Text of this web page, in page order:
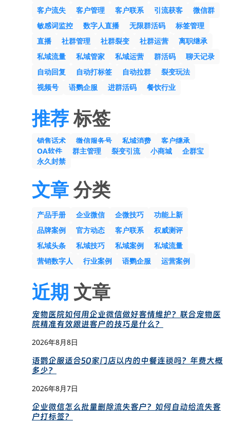
客户流失
客户管理 客户联系 引流获客
微信群
敏感词监控
数字人直播 无限群活码
标签管理
直播
社群管理 社群裂变 社群运营
离职继承
私域流量
私域管家 私域运营 群活码
聊天记录
自动回复
自动打标签 自动拉群
裂变玩法
视频号
语鹦企服 进群活码 餐饮行业
推荐标签
销售话术 微信服务号 私域消费
客户继承
OA软件
群主管理 裂变引流 小商城
企群宝
永久封禁
文章分类
产品手册 企业微信 企微技巧
功能上新
品牌案例
官方动态 客户联系
权威测评
私域头条
私域技巧 私域案例
私域流量
营销数字人
行业案例 语鹦企服 运营案例
近期 文章
宠物医院如何用企业微信做好客情维护？联合宠物医
院精准有效跟进客户的技巧是什么？
2026年8月8日
语鹦企服适合50家门店以内的中餐连锁吗？年费大概
多少？
2026年8月7日
企业微信怎么批量删除流失客户？如何自动给流失客
户打标签？